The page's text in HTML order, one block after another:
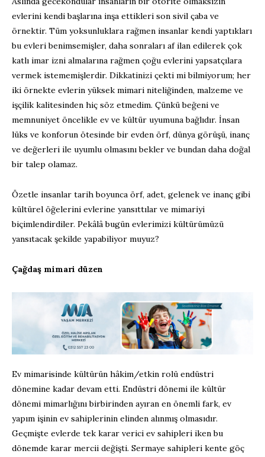
evlerini kendi başlarına inşa ettikleri son sivil çaba ve
örnektir. Tüm yoksunluklara rağmen insanlar kendi yaptıkları
bu evleri benimsemişler, daha sonraları af ilan edilerek çok
katlı imar izni almalarına rağmen çoğu evlerini yapsatçılara
vermek istememişlerdir. Dikkatinizi çekti mi bilmiyorum; her
iki örnekte evlerin yüksek mimari niteliğinden, malzeme ve
işçilik kalitesinden hiç söz etmedim. Çünkü beğeni ve
memnuniyet öncelikle ev ve kültür uyumuna bağlıdır. İnsan
lüks ve konforun ötesinde bir evden örf, dünya görüşü, inanç
ve değerleri ile uyumlu olmasını bekler ve bundan daha doğal
bir talep olamaz.
Özetle insanlar tarih boyunca örf, adet, gelenek ve inanç gibi
kültürel öğelerini evlerine yansıttılar ve mimariyi
biçimlendirdiler. Pekâlâ bugün evlerimizi kültürümüzü
yansıtacak şekilde yapabiliyor muyuz?
Çağdaş mimari düzen
Ev mimarisinde kültürün hâkim/etkin rolü endüstri
dönemine kadar devam etti. Endüstri dönemi ile kültür
dönemi mimarlığını birbirinden ayıran en önemli fark, ev
yapım işinin ev sahiplerinin elinden alınmış olmasıdır.
Geçmişte evlerde tek karar verici ev sahipleri iken bu
dönemde karar mercii değişti. Sermaye sahipleri kente göç